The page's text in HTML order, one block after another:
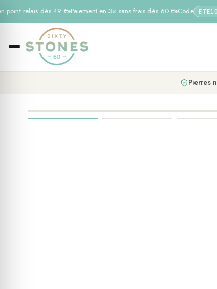
relais dès 49 € Paiement en 3× sans frais dès 60 € Code ETE10
Pierres